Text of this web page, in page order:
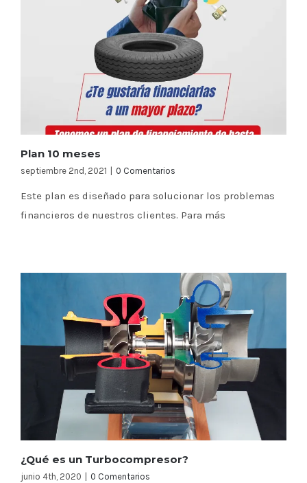
Plan 10 meses
septiembre 2nd, 2021 0 Comentarios
Este plan es diseñado para solucionar los problemas
financieros de nuestros clientes. Para más
¿Qué es un Turbocompresor?
junio 4th, 2020 0 Comentarios